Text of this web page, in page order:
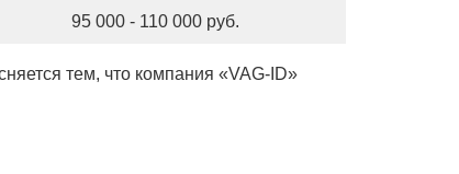
95 000 - 110 000 руб.
тем, что компания «VAG-ID»